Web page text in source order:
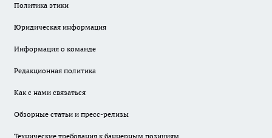
Политика этики
Юридическая информация
Информация о команде
Редакционная политика
Как с нами связаться
Обзорные статьи и пресс-релизы
Технические требования к баннерным позициям